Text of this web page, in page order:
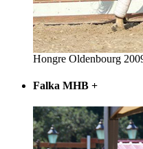
Hongre Oldenbourg
Falka MHB +